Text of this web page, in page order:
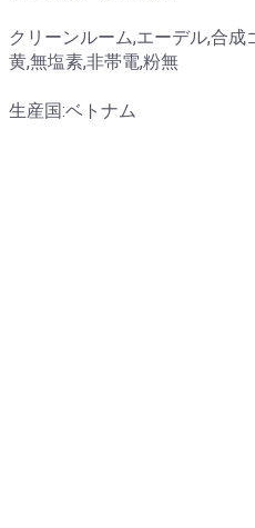
クリーンルーム,エーデル,合成
黄,無塩素,非帯電,粉無
生産国:ベトナム